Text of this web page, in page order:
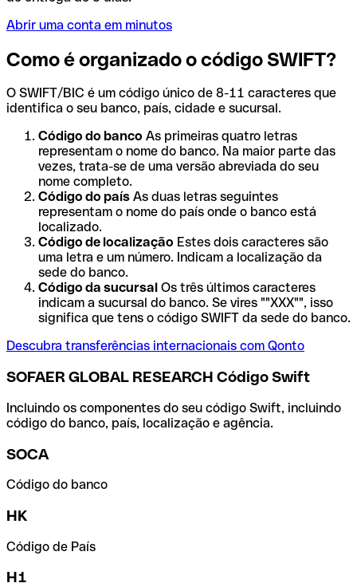
Abrir uma conta em minutos
Como é organizado o código SWIFT?
O SWIFT/BIC é um código único de 8-11 caracteres que
identifica o seu banco, país, cidade e sucursal.
Código do banco As primeiras quatro letras
representam o nome do banco. Na maior parte das
vezes, trata-se de uma versão abreviada do seu
nome completo.
Código do país As duas letras seguintes
representam o nome do país onde o banco está
localizado.
Código de localização Estes dois caracteres são
uma letra e um número. Indicam a localização da
sede do banco.
Código da sucursal Os três últimos caracteres
indicam a sucursal do banco. Se vires ""XXX"", isso
significa que tens o código SWIFT da sede do banco.
Descubra transferências internacionais com Qonto
SOFAER GLOBAL RESEARCH Código Swift
Incluindo os componentes do seu código Swift, incluindo
código do banco, país, localização e agência.
SOCA
Código do banco
HK
Código de País
H1